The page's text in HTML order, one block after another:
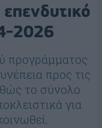
2026
προγράμματος
προς τις
το σύνολο
για